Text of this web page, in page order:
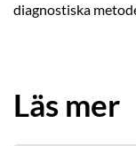
diagnostiska
Läs mer